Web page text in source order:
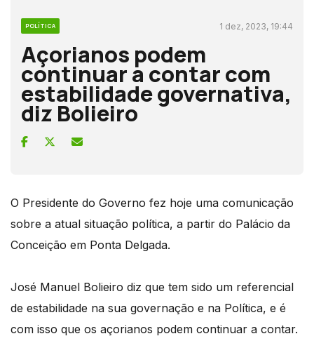
POLÍTICA 1 dez, 2023, 19:44
Açorianos podem
continuar a contar com
estabilidade governativa,
diz Bolieiro
O Presidente do Governo fez hoje uma comunicação
sobre a atual situação política, a partir do Palácio da
Conceição em Ponta Delgada.
José Manuel Bolieiro diz que tem sido um referencial
de estabilidade na sua governação e na Política, e é
com isso que os açorianos podem continuar a contar.